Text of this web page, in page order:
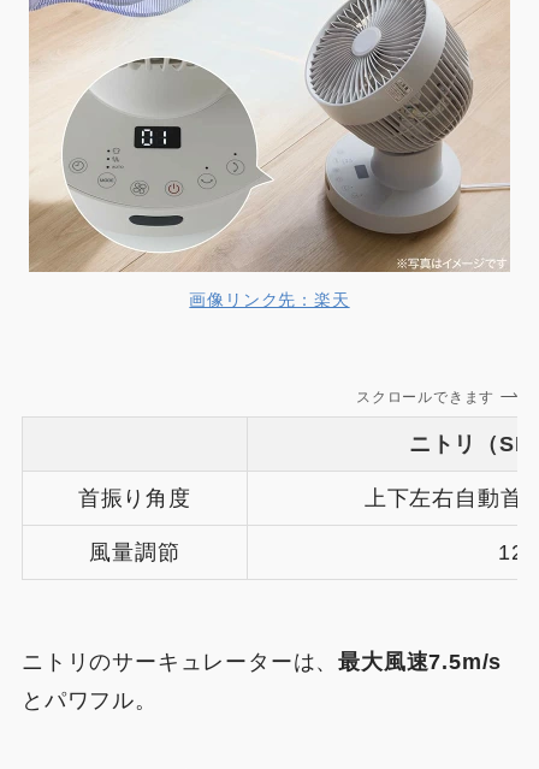
画像リンク先：楽天
スクロールできます
ニトリ（
首振り角度 上下左右自動首
風量調節 12
ニトリのサーキュレーターは、最大風速7.5m/s
とパワフル。